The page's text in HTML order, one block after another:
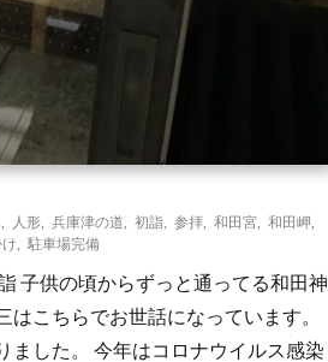
人形 兵庫津の道 初詣 参拝 和田宮 和田岬
駐車場完備
子供の頃からずっと通ってる和田神
こちらでお世話になっています。
ました。 今年はコロナウイルス感染